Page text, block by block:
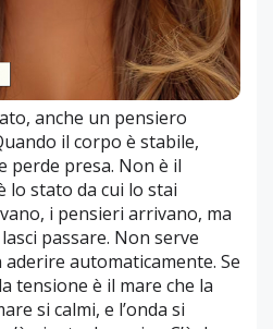
anche un pensiero
il corpo è stabile,
perde presa. Non è il
lo stato da cui lo stai
i pensieri arrivano, ma
passare. Non serve
automaticamente. Se
tensione è il mare che la
si calmi, e l’onda si